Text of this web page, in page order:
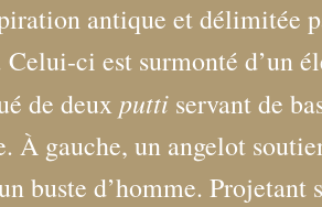
antique et délimitée
Celui-ci est surmonté d’un
de deuxputti servant de
À gauche, un angelot
buste d’homme. Projetant